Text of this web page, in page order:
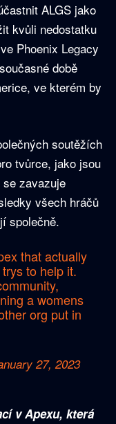
ALGS jako
kvůli nedostatku
Phoenix Legacy
době
ve kterém by
soutěžích
tvůrce, jako jsou
zavazuje
všech hráčů
společně.
that actually
to help it.
a womens
org put in
27, 2023
v Apexu, která